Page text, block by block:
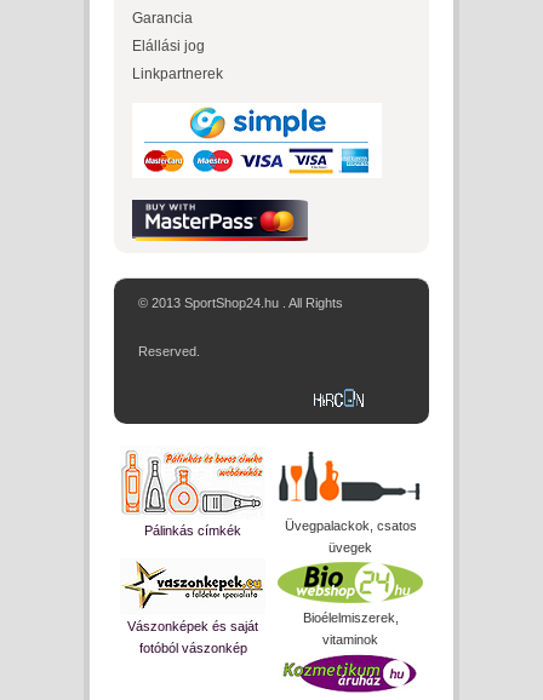
Garancia
Elállási jog
Linkpartnerek
© 2013 SportShop24.hu . All Rights
Reserved.
Pálinkás címkék
Üvegpalackok, csatos
üvegek
Vászonképek és saját
fotóból vászonkép
Bioélelmiszerek,
vitaminok